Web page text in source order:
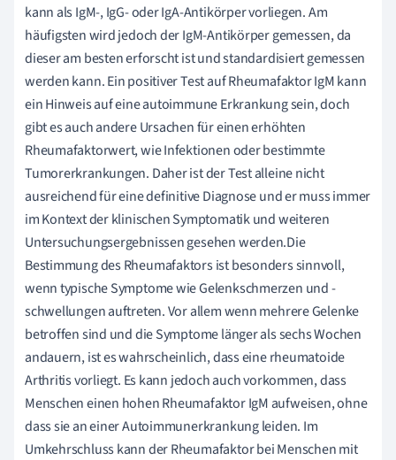
kann als IgM-, IgG- oder IgA-Antikörper vorliegen. Am
häufigsten wird jedoch der IgM-Antikörper gemessen, da
dieser am besten erforscht ist und standardisiert gemessen
werden kann. Ein positiver Test auf Rheumafaktor IgM kann
ein Hinweis auf eine autoimmune Erkrankung sein, doch
gibt es auch andere Ursachen für einen erhöhten
Rheumafaktorwert, wie Infektionen oder bestimmte
Tumorerkrankungen. Daher ist der Test alleine nicht
ausreichend für eine definitive Diagnose und er muss immer
im Kontext der klinischen Symptomatik und weiteren
Untersuchungsergebnissen gesehen werden.Die
Bestimmung des Rheumafaktors ist besonders sinnvoll,
wenn typische Symptome wie Gelenkschmerzen und -
schwellungen auftreten. Vor allem wenn mehrere Gelenke
betroffen sind und die Symptome länger als sechs Wochen
andauern, ist es wahrscheinlich, dass eine rheumatoide
Arthritis vorliegt. Es kann jedoch auch vorkommen, dass
Menschen einen hohen Rheumafaktor IgM aufweisen, ohne
dass sie an einer Autoimmunerkrankung leiden. Im
Umkehrschluss kann der Rheumafaktor bei Menschen mit